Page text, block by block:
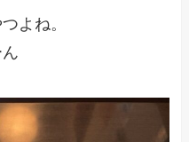
よね。